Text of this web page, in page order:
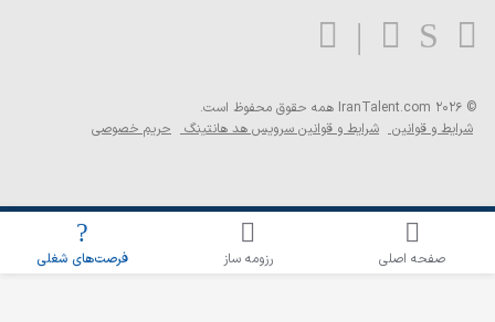
اطلاع‌رسانی شغلی را برای این جستجو فعال کنید
بلاگ
© 2026 IranTalent.com
همه حقوق محفوظ است.
شرایط و قوانین شرایط و قوانین سرویس هد هانتینگ حریم خصوصی
صفحه اصلی رزومه ساز فرصت‌های شغلی